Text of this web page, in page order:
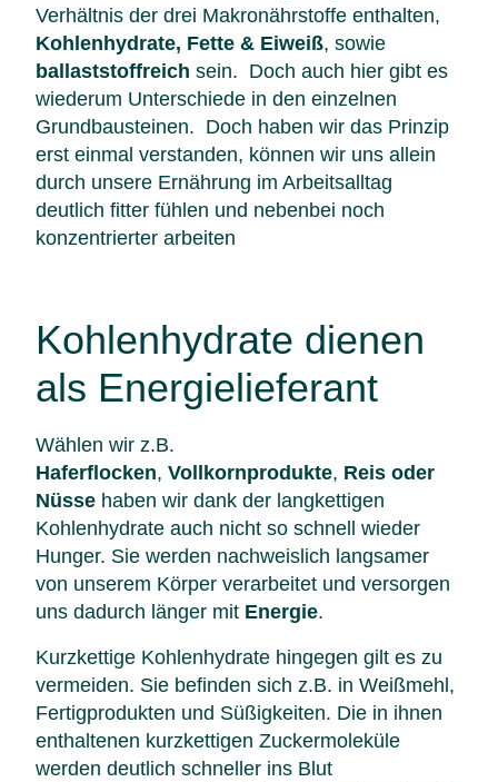
Verhältnis der drei Makronährstoffe enthalten,
Kohlenhydrate, Fette & Eiweiß, sowie
ballaststoffreich sein. Doch auch hier gibt es
wiederum Unterschiede in den einzelnen
Grundbausteinen. Doch haben wir das Prinzip
erst einmal verstanden, können wir uns allein
durch unsere Ernährung im Arbeitsalltag
deutlich fitter fühlen und nebenbei noch
konzentrierter arbeiten
Kohlenhydrate dienen
als Energielieferant
Wählen wir z.B.
Haferflocken,Vollkornprodukte, Reis oder
Nüsse haben wir dank der langkettigen
Kohlenhydrate auch nicht so schnell wieder
Hunger. Sie werden nachweislich langsamer
von unserem Körper verarbeitet und versorgen
uns dadurch länger mit Energie.
Kurzkettige Kohlenhydrate hingegen gilt es zu
vermeiden. Sie befinden sich z.B. in Weißmehl,
Fertigprodukten und Süßigkeiten. Die in ihnen
enthaltenen kurzkettigen Zuckermoleküle
werden deutlich schneller ins Blut